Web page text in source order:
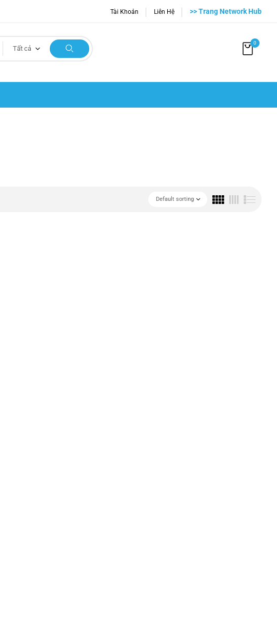
Tài Khoản Liên Hệ >> Trang Network Hub
Tất cả
0
Default sorting